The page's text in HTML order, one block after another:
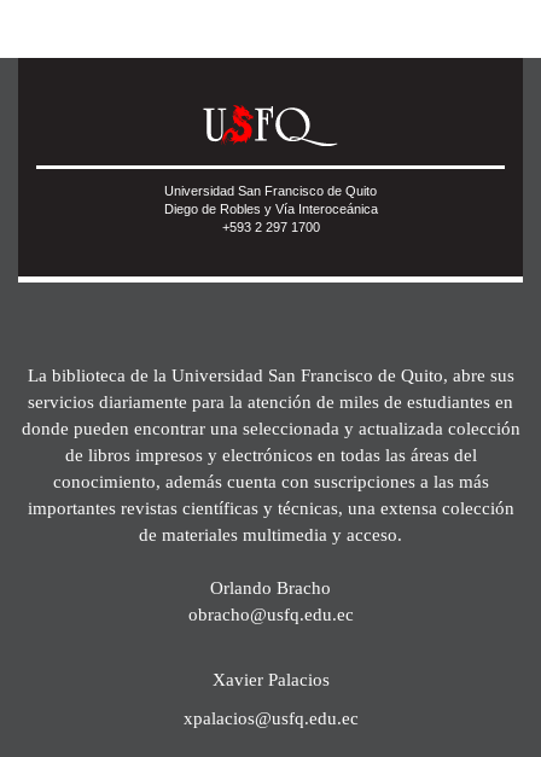
Universidad San Francisco de Quito
Diego de Robles y Vía Interoceánica
+593 2 297 1700
La biblioteca de la Universidad San Francisco de Quito, abre sus
servicios diariamente para la atención de miles de estudiantes en
donde pueden encontrar una seleccionada y actualizada colección
de libros impresos y electrónicos en todas las áreas del
conocimiento, además cuenta con suscripciones a las más
importantes revistas científicas y técnicas, una extensa colección
de materiales multimedia y acceso.
Orlando Bracho
obracho@usfq.edu.ec
Xavier Palacios
xpalacios@usfq.edu.ec